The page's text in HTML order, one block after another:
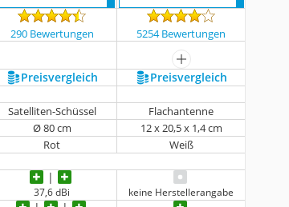
290 Bewertungen
5254 Bewertungen
mehr anzeigen
Preis­vergleich Preis­vergleich
Satelliten-Schüssel
Flachantenne
Ø 80 cm
12 x 20,5 x 1,4 cm
Rot
Weiß
37,6 dBi keine Herstellerangabe